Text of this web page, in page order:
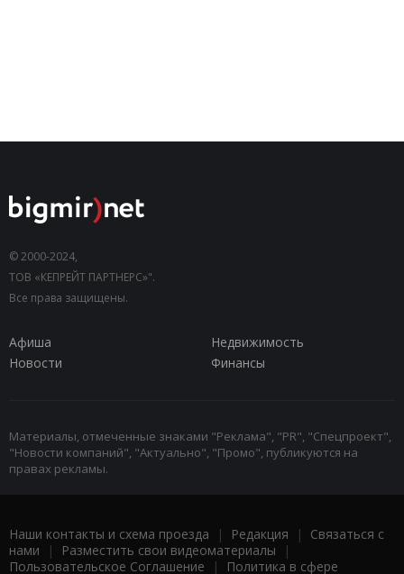
© 2000-2024,
ТОВ «КЕПРЕЙТ ПАРТНЕРС»".
Все права защищены.
Афиша
Недвижимость
Новости
Финансы
Материалы, отмеченные знаками "Реклама", "PR", "Спецпроект",
"Новости компаний", "Актуально", "Промо", публикуются на
правах рекламы.
Наши контакты и схема проезда | Редакция | Связаться с
нами | Разместить свои видеоматериалы |
Пользовательское Соглашение | Политика в сфере